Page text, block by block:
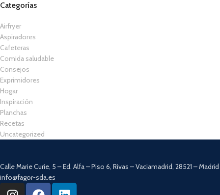
Categorías
Airfryer
Aspiradores
Cafeteras
Comida saludable
Consejos
Exprimidores
Hogar
Inspiración
Planchas
Recetas
Uncategorized
Calle Marie Curie, 5 – Ed. Alfa – Piso 6, Rivas – Vaciamadrid, 28521 – Madrid
info@fagor-sda.es